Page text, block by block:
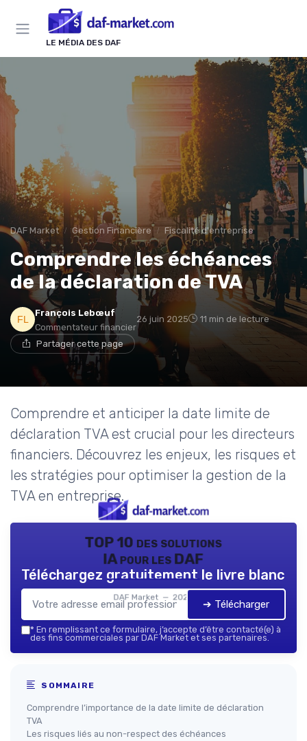
LE MÉDIA DES DAF
DAF Market Gestion Financière Fiscalité d'entreprise
Comprendre les échéances
de la déclaration de TVA
François Lebœuf
Commentateur financier
26 juin 2025 11 min de lecture
Partager cette page
Comprendre et anticiper la date limite de
déclaration TVA est crucial pour les directeurs
financiers. Découvrez les enjeux, les risques et
les stratégies pour optimiser la gestion de la
TVA en entreprise.
TOP 10 des solutions
IA pour les DAF
DAF Market — 2026
Téléchargez gratuitement le livre blanc
➔ Télécharger
* En remplissant ce formulaire, j’accepte d’être contacté(e) à
des fins commerciales par DAF Market et ses partenaires.
SOMMAIRE
Comprendre l’importance de la date limite de déclaration
TVA
Les risques liés au non-respect des échéances
Panneau de gestion des cookies